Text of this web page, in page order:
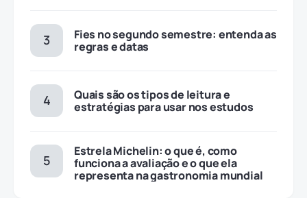
Fies no segundo semestre: entenda as
regras e datas
Quais são os tipos de leitura e
estratégias para usar nos estudos
Estrela Michelin: o que é, como
funciona a avaliação e o que ela
representa na gastronomia mundial